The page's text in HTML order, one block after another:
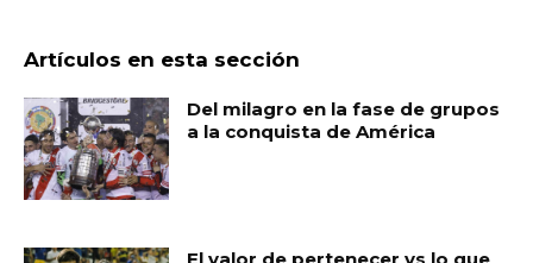
Artículos en esta sección
Del milagro en la fase de grupos
a la conquista de América